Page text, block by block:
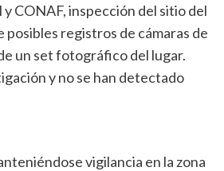
CONAF, inspección del sitio del
registros de cámaras de
un set fotográfico del lugar.
y no se han detectado
vigilancia en la zona